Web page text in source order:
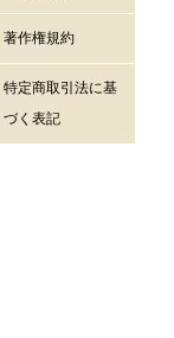
著作権規約
特定商取引法に基
づく表記